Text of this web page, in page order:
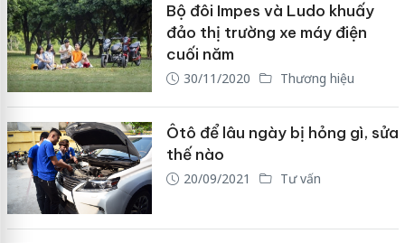
Bộ đôi Impes và Ludo khuấy
đảo thị trường xe máy điện
cuối năm
30/11/2020 Thương hiệu
Ôtô để lâu ngày bị hỏng gì, sửa
thế nào
20/09/2021 Tư vấn